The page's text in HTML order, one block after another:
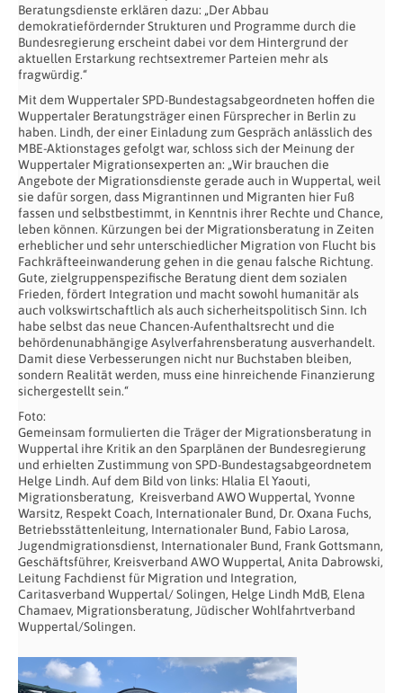
Beratungsdienste erklären dazu: „Der Abbau
demokratiefördernder Strukturen und Programme durch die
Bundesregierung erscheint dabei vor dem Hintergrund der
aktuellen Erstarkung rechtsextremer Parteien mehr als
fragwürdig.“
Mit dem Wuppertaler SPD-Bundestagsabgeordneten hoffen die
Wuppertaler Beratungsträger einen Fürsprecher in Berlin zu
haben. Lindh, der einer Einladung zum Gespräch anlässlich des
MBE-Aktionstages gefolgt war, schloss sich der Meinung der
Wuppertaler Migrationsexperten an: „Wir brauchen die
Angebote der Migrationsdienste gerade auch in Wuppertal, weil
sie dafür sorgen, dass Migrantinnen und Migranten hier Fuß
fassen und selbstbestimmt, in Kenntnis ihrer Rechte und Chance,
leben können. Kürzungen bei der Migrationsberatung in Zeiten
erheblicher und sehr unterschiedlicher Migration von Flucht bis
Fachkräfteeinwanderung gehen in die genau falsche Richtung.
Gute, zielgruppenspezifische Beratung dient dem sozialen
Frieden, fördert Integration und macht sowohl humanitär als
auch volkswirtschaftlich als auch sicherheitspolitisch Sinn. Ich
habe selbst das neue Chancen-Aufenthaltsrecht und die
behördenunabhängige Asylverfahrensberatung ausverhandelt.
Damit diese Verbesserungen nicht nur Buchstaben bleiben,
sondern Realität werden, muss eine hinreichende Finanzierung
sichergestellt sein.“
Foto:
Gemeinsam formulierten die Träger der Migrationsberatung in
Wuppertal ihre Kritik an den Sparplänen der Bundesregierung
und erhielten Zustimmung von SPD-Bundestagsabgeordnetem
Helge Lindh. Auf dem Bild von links: Hlalia El Yaouti,
Migrationsberatung, Kreisverband AWO Wuppertal, Yvonne
Warsitz, Respekt Coach, Internationaler Bund, Dr. Oxana Fuchs,
Betriebsstättenleitung, Internationaler Bund, Fabio Larosa,
Jugendmigrationsdienst, Internationaler Bund, Frank Gottsmann,
Geschäftsführer, Kreisverband AWO Wuppertal, Anita Dabrowski,
Leitung Fachdienst für Migration und Integration,
Caritasverband Wuppertal/ Solingen, Helge Lindh MdB, Elena
Chamaev, Migrationsberatung, Jüdischer Wohlfahrtverband
Wuppertal/Solingen.